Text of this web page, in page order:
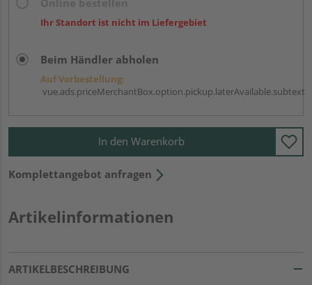
Ihr Standort ist nicht im Liefergebiet
Beim Händler abholen
Auf Vorbestellung:
vue.ads.priceMerchantBox.option.pickup.laterAvailable.subtext
In den Warenkorb
Komplettangebot anfragen
Artikelinformationen
ARTIKELBESCHREIBUNG